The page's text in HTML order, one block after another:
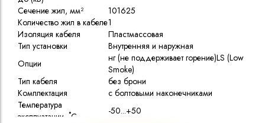
Сечение жил, мм²
101625
Количество жил в кабеле1
Изоляция кабеля
Пластмассовая
Тип установки
Внутренняя и наружная
Опции
нг (не поддерживает горение)LS (Low
Smoke)
Тип кабеля
без брони
Комплектация
с болтовыми наконечниками
Температура
эксплуатации, ˚С
-50...+50